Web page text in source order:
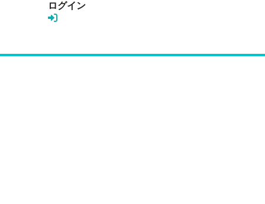
ログイン